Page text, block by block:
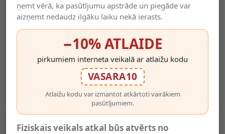
LED Mēbeļu Gaismeklis Ar
PIR Sensoru 0,5W 40lm
3000K Balts (Optonica 236)
6.95€
Mobilais Gaismeklis "LERO",
8xLED, 0.64W, Ar Kustību
Sensoru - 2255-086
19.50€
ņemt vērā, ka pasūtījumu apstrāde un piegāde var
aizņemt nedaudz ilgāku laiku nekā ierasts.
−10% ATLAIDE
pirkumiem interneta veikalā ar atlaižu kodu
VASARA10
Atlaižu kodu var izmantot atkārtoti vairākiem
pasūtījumiem.
Fiziskais veikals atkal būs atvērts no